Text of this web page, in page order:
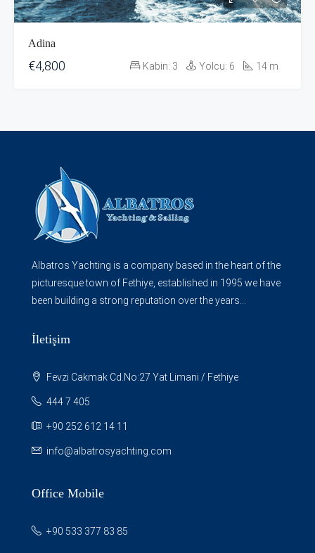
Adina
€4,800 Kabin: 3 Yolcu: 6 14 m
Albatros Yachting is a company based in the heart of the
picturesque town of Fethiye, established in 1995 we have
been building a strong reputation over the years...
İletişim
Fevzi Cakmak Cd.No:27 Yat Limani / Fethiye
444 7 405
+90 252 612 14 11
info@albatrosyachting.com
Office Mobile
+90 533 377 83 85